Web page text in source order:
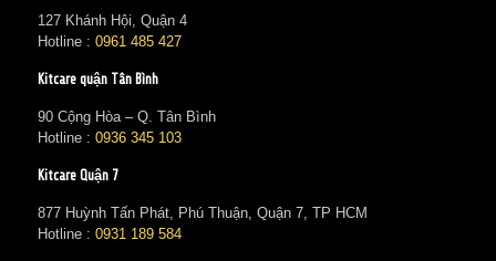
127 Khánh Hội, Quận 4
Hotline : 0961 485 427
Kitcare quận Tân Bình
90 Cộng Hòa – Q. Tân Bình
Hotline : 0936 345 103
Kitcare Quận 7
877 Huỳnh Tấn Phát, Phú Thuận, Quận 7, TP HCM
Hotline : 0931 189 584